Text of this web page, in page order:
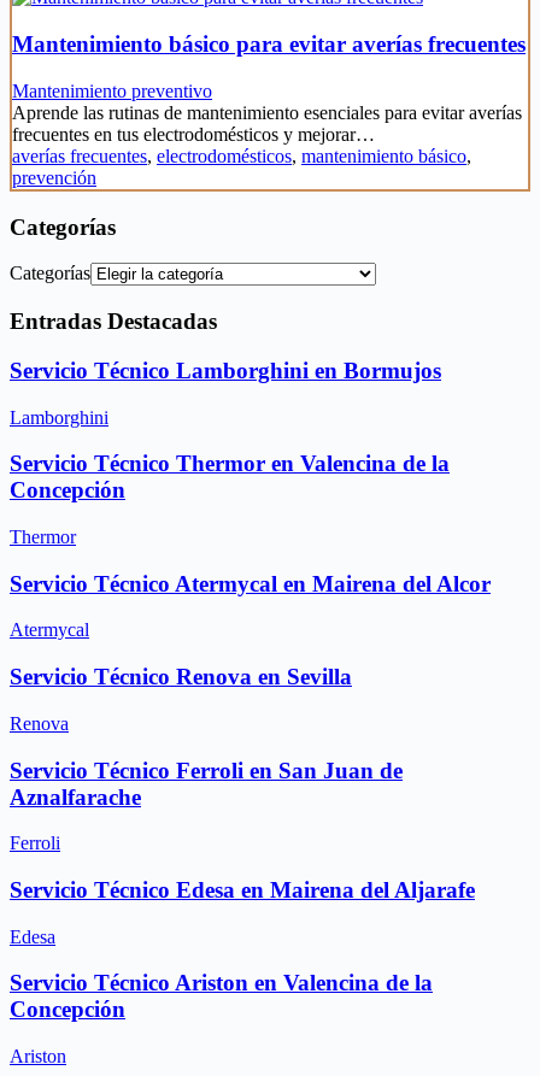
Mantenimiento básico para evitar averías frecuentes
Mantenimiento preventivo
Aprende las rutinas de mantenimiento esenciales para evitar averías
frecuentes en tus electrodomésticos y mejorar…
averías frecuentes, electrodomésticos, mantenimiento básico,
prevención
Categorías
Categorías
Entradas Destacadas
Servicio Técnico Lamborghini en Bormujos
Lamborghini
Servicio Técnico Thermor en Valencina de la
Concepción
Thermor
Servicio Técnico Atermycal en Mairena del Alcor
Atermycal
Servicio Técnico Renova en Sevilla
Renova
Servicio Técnico Ferroli en San Juan de
Aznalfarache
Ferroli
Servicio Técnico Edesa en Mairena del Aljarafe
Edesa
Servicio Técnico Ariston en Valencina de la
Concepción
Ariston